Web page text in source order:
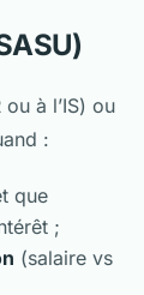
à l’IS) ou
:
que
;
(salaire vs